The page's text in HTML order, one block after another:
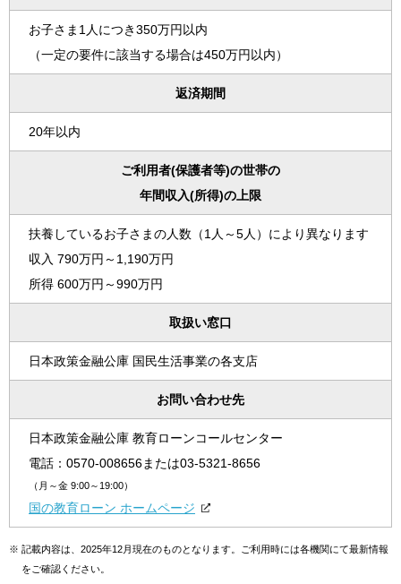
お子さま1人につき350万円以内
（一定の要件に該当する場合は450万円以内）
返済期間
20年以内
ご利用者(保護者等)の世帯の
年間収入(所得)の上限
扶養しているお子さまの人数（1人～5人）により異なります
収入 790万円～1,190万円
所得 600万円～990万円
取扱い窓口
日本政策金融公庫 国民生活事業の各支店
お問い合わせ先
日本政策金融公庫 教育ローンコールセンター
電話： 0570-008656または03-5321-8656
（月～金 9:00～19:00）
国の教育ローン ホームページ
※ 記載内容は、2025年12月現在のものとなります。ご利用時には各機関にて最新情報
をご確認ください。